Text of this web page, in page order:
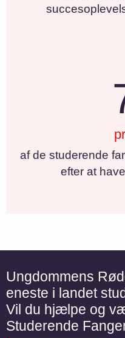
af de studerende
efter at
Ungdommens
eneste i landet
Vil du hjælpe og
Studerende